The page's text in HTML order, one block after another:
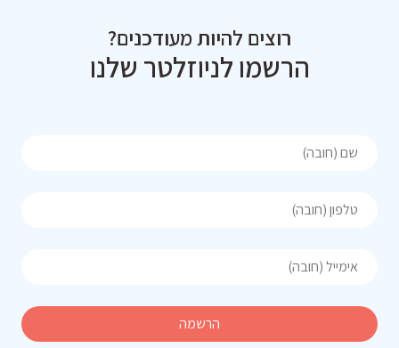
רוצים להיות מעודכנים?
הרשמו לניוזלטר שלנו